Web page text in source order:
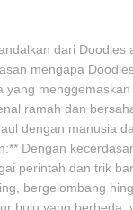
dari Doodles
mengapa
yang
ramah dan
dengan manusia
Dengan
perintah dan trik
bergelombang